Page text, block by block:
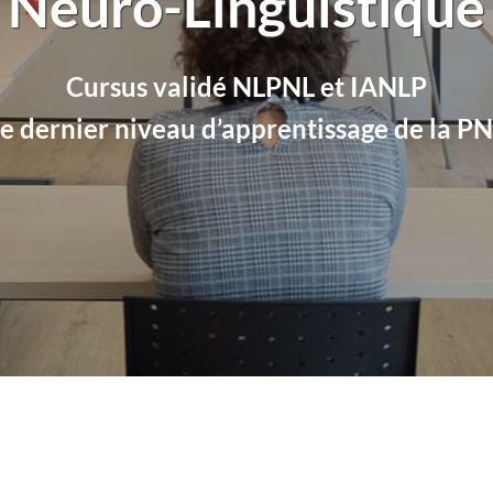
Cursus validé NLPNL et IANLP
dernier niveau d’apprentissage de la